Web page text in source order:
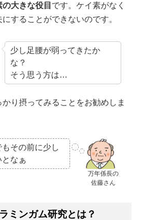
大きな役目 です。ケイ素がなく
することができないのです。
少し足腰が弱ってきたか
な？
そう思う方は…
り摂ってみることをお勧めしま
万年係長の
佐藤さん
もその前に少し
なぁ
ミンガム研究とは？